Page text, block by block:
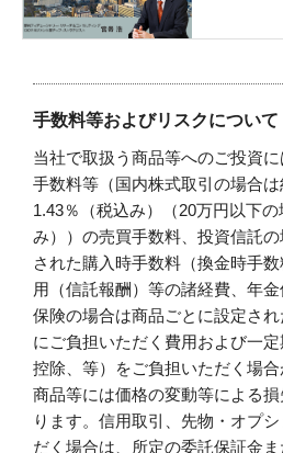
手数料等およびリスクについて
当社で取扱う商品等へのご投資
手数料等（国内株式取引の場合
1.43％（税込み）（20万円以下
み））の売買手数料、投資信託
された購入時手数料（換金時手
用（信託報酬）等の諸経費、年
保険の場合は商品ごとに設定さ
にご負担いただく費用および一
控除、等）をご負担いただく場
商品等には価格の変動等による
ります。信用取引、先物・オプ
だく場合は、所定の委託保証金